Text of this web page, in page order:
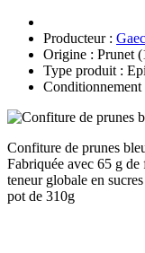
Producteur :
Origine : Prunet
Type produit :
Conditionnement
Confiture de prunes
Fabriquée avec 65 g
teneur globale en
pot de 310g